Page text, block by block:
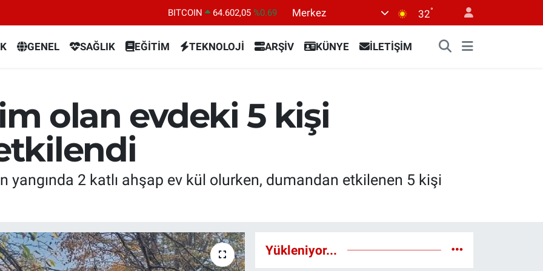
BITCOIN 64.602,05 %0.69
EURO
55,0700 %0.1
BİST100
13.768 %48
Merkez 32°
GENEL SAĞLIK EĞİTİM TEKNOLOJİ ARŞİV KÜNYE İLETİŞİM
olan evdeki 5 kişi
yangında 2 katlı ahşap ev kül olurken, dumandan etkilenen 5 kişi
Yükleniyor...